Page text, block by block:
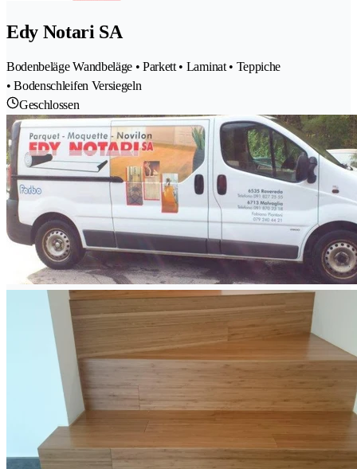
Edy Notari SA
Bodenbeläge Wandbeläge • Parkett • Laminat • Teppiche
• Bodenschleifen Versiegeln
Geschlossen